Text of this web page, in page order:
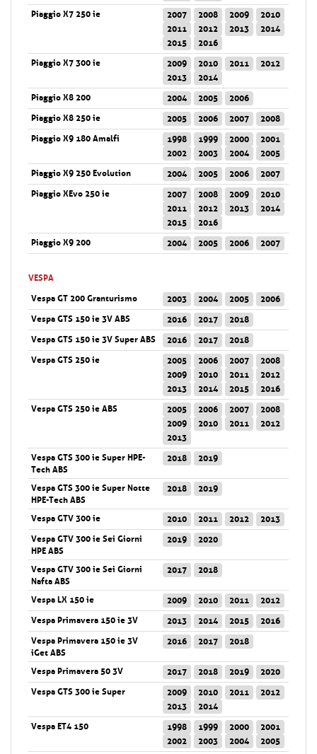
Piaggio X7 250 ie
2007 2008 2009
2010
2011
2012 2013
2014
2015
2016
Piaggio X7 300 ie
2009 2010 2011
2012
2013
2014
Piaggio X8 200
2004 2005
2006
Piaggio X8 250 ie
2005 2006 2007
2008
Piaggio X9 180 Amalfi
1998 1999 2000
2001
2002
2003 2004
2005
Piaggio X9 250 Evolution
2004 2005 2006
2007
Piaggio XEvo 250 ie
2007 2008 2009
2010
2011
2012 2013
2014
2015
2016
Piaggio X9 200
2004 2005 2006 2007
VESPA
Vespa GT 200 Granturismo
2003 2004 2005
2006
Vespa GTS 150 ie 3V ABS
2016 2017
2018
Vespa GTS 150 ie 3V Super ABS
2016 2017
2018
Vespa GTS 250 ie
2005 2006 2007
2008
2009
2010 2011
2012
2013
2014 2015
2016
Vespa GTS 250 ie ABS
2005 2006 2007
2008
2009
2010 2011
2012
2013
Vespa GTS 300 ie Super HPE-
Tech ABS
2018 2019
Vespa GTS 300 ie Super Notte
HPE-Tech ABS
2018 2019
Vespa GTV 300 ie 2010 2011 2012
2013
Vespa GTV 300 ie Sei Giorni
HPE ABS
2019 2020
Vespa GTV 300 ie Sei Giorni
Nafta ABS
2017 2018
Vespa LX 150 ie 2009 2010 2011
2012
Vespa Primavera 150 ie 3V
2013 2014 2015
2016
Vespa Primavera 150 ie 3V
iGet ABS
2016 2017 2018
Vespa Primavera 50 3V 2017 2018 2019
2020
Vespa GTS 300 ie Super
2009 2010 2011
2012
2013
2014
Vespa ET4 150
1998 1999 2000
2001
2002
2003 2004
2005